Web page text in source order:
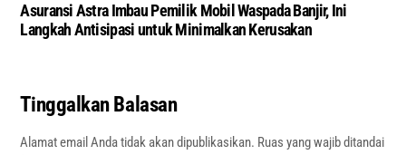
Asuransi Astra Imbau Pemilik Mobil Waspada Banjir, Ini
Langkah Antisipasi untuk Minimalkan Kerusakan
Tinggalkan Balasan
Alamat email Anda tidak akan dipublikasikan. Ruas yang wajib ditandai